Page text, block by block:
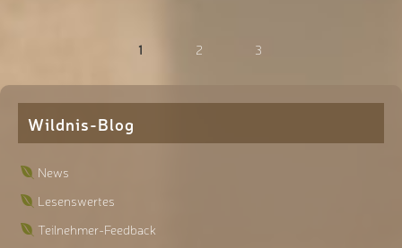
1 2 3
Wildnis-Blog
News
Lesenswertes
Teilnehmer-Feedback